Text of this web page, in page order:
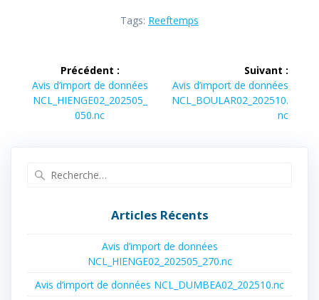
Tags: Reeftemps
Navigation
de
l’article
Précédent :
Article
précédent :
Avis d’import de données
NCL_HIENGE02_202505_
050.nc
Suivant :
Article
suivant :
Avis d’import de données
NCL_BOULAR02_202510.
nc
Articles Récents
Avis d’import de données
NCL_HIENGE02_202505_270.nc
Avis d’import de données NCL_DUMBEA02_202510.nc